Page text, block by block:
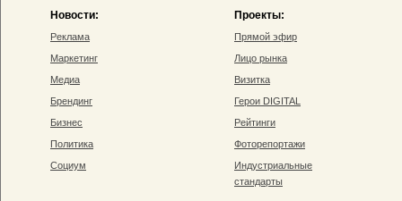
Новости:
Реклама
Маркетинг
Медиа
Брендинг
Бизнес
Политика
Социум
Проекты:
Прямой эфир
Лицо рынка
Визитка
Герои DIGITAL
Рейтинги
Фоторепортажи
Индустриальные
стандарты